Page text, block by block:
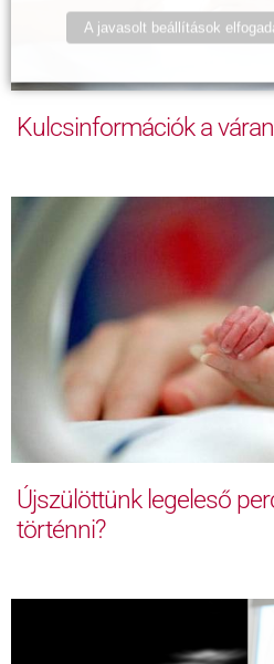
Kulcsinformációk a
Újszülöttünk legeleső
történni?
A javasolt beállítások